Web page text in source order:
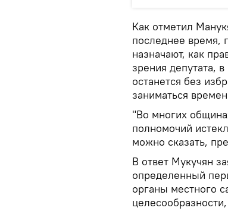
Как отметил
последнее время,
назначают, как
зрения депутата,
останется без
заниматься
"Во многих
полномочий
можно сказать,
В ответ Мукучян
определенный
органы местного